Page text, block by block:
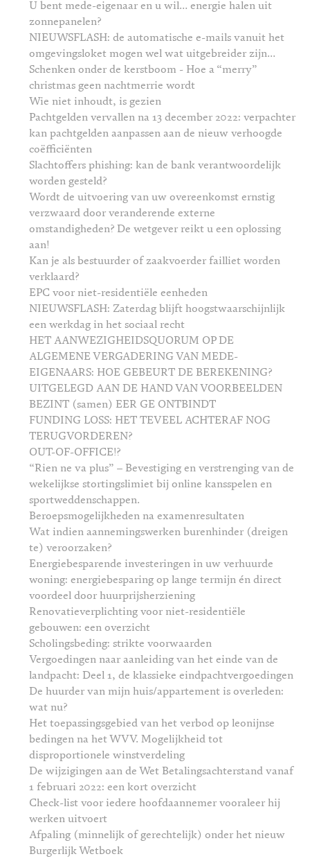
U bent mede-eigenaar en u wil… energie halen uit
zonnepanelen?
NIEUWSFLASH: de automatische e-mails vanuit het
omgevingsloket mogen wel wat uitgebreider zijn…
Schenken onder de kerstboom - Hoe a “merry”
christmas geen nachtmerrie wordt
Wie niet inhoudt, is gezien
Pachtgelden vervallen na 13 december 2022: verpachter
kan pachtgelden aanpassen aan de nieuw verhoogde
coëfficiënten
Slachtoffers phishing: kan de bank verantwoordelijk
worden gesteld?
Wordt de uitvoering van uw overeenkomst ernstig
verzwaard door veranderende externe
omstandigheden? De wetgever reikt u een oplossing
aan!
Kan je als bestuurder of zaakvoerder failliet worden
verklaard?
EPC voor niet-residentiële eenheden
NIEUWSFLASH: Zaterdag blijft hoogstwaarschijnlijk
een werkdag in het sociaal recht
HET AANWEZIGHEIDSQUORUM OP DE
ALGEMENE VERGADERING VAN MEDE-
EIGENAARS: HOE GEBEURT DE BEREKENING?
UITGELEGD AAN DE HAND VAN VOORBEELDEN
BEZINT (samen) EER GE ONTBINDT
FUNDING LOSS: HET TEVEEL ACHTERAF NOG
TERUGVORDEREN?
OUT-OF-OFFICE!?
“Rien ne va plus” – Bevestiging en verstrenging van de
wekelijkse stortingslimiet bij online kansspelen en
sportweddenschappen.
Beroepsmogelijkheden na examenresultaten
Wat indien aannemingswerken burenhinder (dreigen
te) veroorzaken?
Energiebesparende investeringen in uw verhuurde
woning: energiebesparing op lange termijn én direct
voordeel door huurprijsherziening
Renovatieverplichting voor niet-residentiële
gebouwen: een overzicht
Scholingsbeding: strikte voorwaarden
Vergoedingen naar aanleiding van het einde van de
landpacht: Deel 1, de klassieke eindpachtvergoedingen
De huurder van mijn huis/appartement is overleden:
wat nu?
Het toepassingsgebied van het verbod op leonijnse
bedingen na het WVV. Mogelijkheid tot
disproportionele winstverdeling
De wijzigingen aan de Wet Betalingsachterstand vanaf
1 februari 2022: een kort overzicht
Check-list voor iedere hoofdaannemer vooraleer hij
werken uitvoert
Afpaling (minnelijk of gerechtelijk) onder het nieuw
Burgerlijk Wetboek